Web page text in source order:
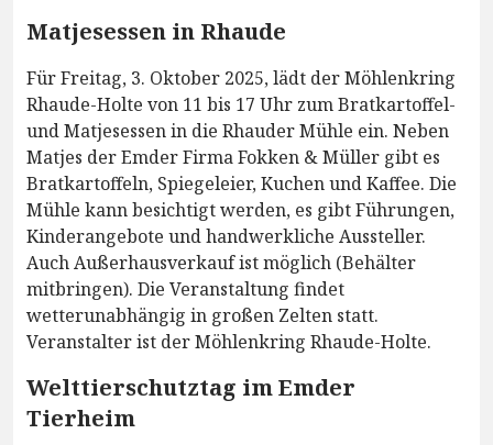
Matjesessen in Rhaude
Für Freitag, 3. Oktober 2025, lädt der Möhlenkring
Rhaude-Holte von 11 bis 17 Uhr zum Bratkartoffel-
und Matjesessen in die Rhauder Mühle ein. Neben
Matjes der Emder Firma Fokken & Müller gibt es
Bratkartoffeln, Spiegeleier, Kuchen und Kaffee. Die
Mühle kann besichtigt werden, es gibt Führungen,
Kinderangebote und handwerkliche Aussteller.
Auch Außerhausverkauf ist möglich (Behälter
mitbringen). Die Veranstaltung findet
wetterunabhängig in großen Zelten statt.
Veranstalter ist der Möhlenkring Rhaude-Holte.
Welttierschutztag im Emder
Tierheim